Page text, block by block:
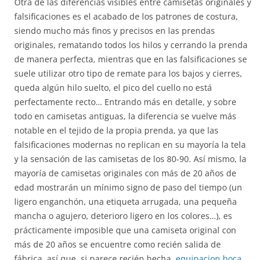
falsificaciones es el acabado de los patrones de costura,
siendo mucho más finos y precisos en las prendas
originales, rematando todos los hilos y cerrando la prenda
de manera perfecta, mientras que en las falsificaciones se
suele utilizar otro tipo de remate para los bajos y cierres,
queda algún hilo suelto, el pico del cuello no está
perfectamente recto… Entrando más en detalle, y sobre
todo en camisetas antiguas, la diferencia se vuelve más
notable en el tejido de la propia prenda, ya que las
falsificaciones modernas no replican en su mayoría la tela
y la sensación de las camisetas de los 80-90. Así mismo, la
mayoría de camisetas originales con más de 20 años de
edad mostrarán un mínimo signo de paso del tiempo (un
ligero enganchón, una etiqueta arrugada, una pequeña
mancha o agujero, deterioro ligero en los colores…), es
prácticamente imposible que una camiseta original con
más de 20 años se encuentre como recién salida de